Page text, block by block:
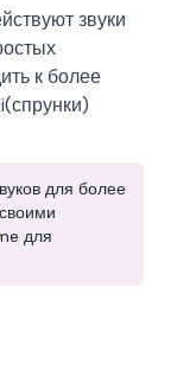
звуки
к более
для более
для